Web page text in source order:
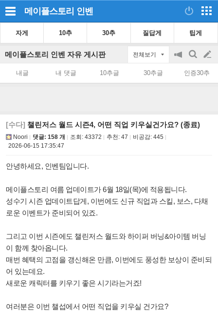
메이플스토리 인벤
자게 10추 30추 질답게 팁게
메이플스토리 인벤 자유 게시판 전체보기
공
on/off
검
색
글
쓰
내글 내 댓글 10추글 30추글 인증30추
[수다] 챌린저스 월드 시즌4, 어떤 직업 키우실건가요? (종료)
Noori 댓글: 158 개 조회: 43372 추천: 47 비공감: 445
2026-06-15 17:35:47
안녕하세요, 인벤팀입니다.
메이플스토리 여름 업데이트가 6월 18일(목)에 적용됩니다.
성수기 시즌 업데이트답게, 이번에도 신규 직업과 스킬, 보스, 다채
로운 이벤트가 준비되어 있죠.
그리고 이번 시즌에도 챌린저스 월드와 하이퍼 버닝&아이템 버닝
이 함께 찾아옵니다.
매번 혜택의 고점을 갱신해온 만큼, 이번에도 풍성한 보상이 준비되
어 있는데요.
새로운 캐릭터를 키우기 좋은 시기라는거죠!
여러분은 이번 챌섭에서 어떤 직업을 키우실 건가요?